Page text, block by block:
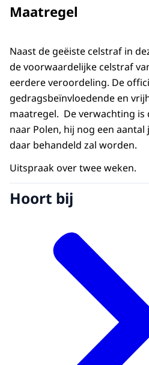
Maatregel
Naast de geëiste celstraf in
de voorwaardelijke celstraf
eerdere veroordeling. De
gedragsbeïnvloedende en
maatregel. De verwachting
naar Polen, hij nog een
daar behandeld zal worden.
Uitspraak over twee weken.
Hoort bij